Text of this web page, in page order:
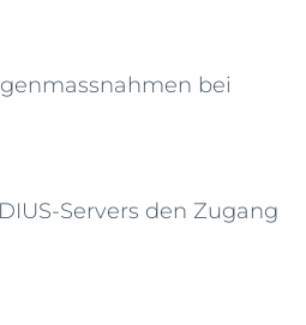
bei
Servers den Zugang